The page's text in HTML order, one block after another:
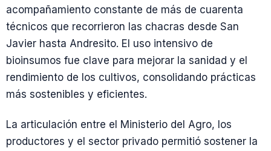
acompañamiento constante de más de cuarenta
técnicos que recorrieron las chacras desde San
Javier hasta Andresito. El uso intensivo de
bioinsumos fue clave para mejorar la sanidad y el
rendimiento de los cultivos, consolidando prácticas
más sostenibles y eficientes.
La articulación entre el Ministerio del Agro, los
productores y el sector privado permitió sostener la